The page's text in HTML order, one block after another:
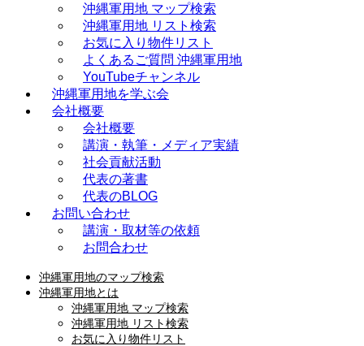
沖縄軍用地 マップ検索
沖縄軍用地 リスト検索
お気に入り物件リスト
よくあるご質問 沖縄軍用地
YouTubeチャンネル
沖縄軍用地を学ぶ会
会社概要
会社概要
講演・執筆・メディア実績
社会貢献活動
代表の著書
代表のBLOG
お問い合わせ
講演・取材等の依頼
お問合わせ
沖縄軍用地のマップ検索
沖縄軍用地とは
沖縄軍用地 マップ検索
沖縄軍用地 リスト検索
お気に入り物件リスト